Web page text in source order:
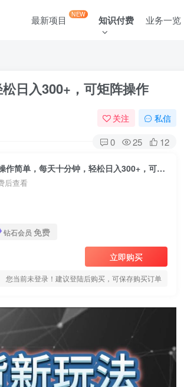
最新项目 NEW 知识付费 业务一览
日入300+，可矩阵操作
关注 私信
0 25 12
抖音图文带货新玩法， 操作简单，每天十分钟，轻松日入300+，可矩阵操作
后查看
钻石会员 免费
立即购买
您当前未登录！建议登陆后购买，可保存购买订单